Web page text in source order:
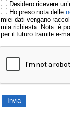
Desidero ricevere
Ho preso nota delle
miei dati vengano
mia richiesta. Nota: è
per il futuro tramite e-